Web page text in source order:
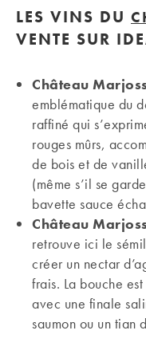
LES VINS DU
VENTE SUR
Château
emblématique du
raffiné qui
rouges mûrs,
de bois et de
(même s’il se
bavette sauce
Château
retrouve ici le
créer un nectar
frais. La bouche
avec une finale
saumon ou un tian